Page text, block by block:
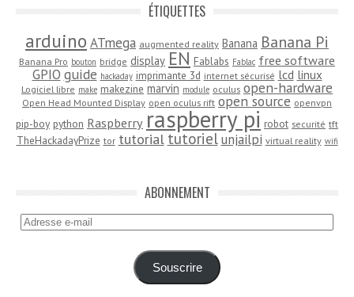
ÉTIQUETTES
arduino ATmega augmented reality Banana Banana Pi
Banana Pro bouton bridge display EN Fablabs Fablac free software
GPIO guide hackaday imprimante 3d internet sécurisé lcd linux
Logiciel libre make makezine marvin module oculus open-hardware
Open Head Mounted Display open oculus rift open source openvpn
pip-boy python Raspberry raspberry pi robot securité tft
TheHackadayPrize tor tutorial tutoriel unjailpi virtual reality wifi
ABONNEMENT
Adresse
Souscrire